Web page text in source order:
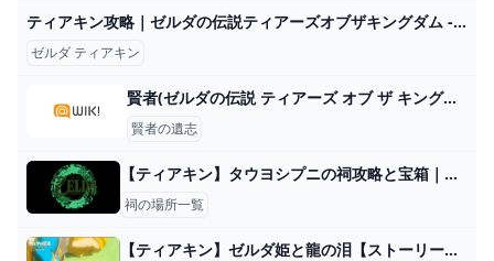
ティアキン攻略｜ゼルダの伝説ティアーズオブザキングダム - ゲームウィズ nel 2024 The legend of zelda Zelda Hatsune miku
ゼルダ ティアキン
賢者(ゼルダの伝説 ティアーズ オブ ザ キングダム) - アニヲタWiki(仮)【5/28更新】 - atwiki（アットウィキ）
賢者の遺志
【ティアキン】タウヨシプニの祠攻略と宝箱｜進むか戻るか【ゼルダの伝説ティアーズオブザキングダム】
祠の場所一覧
【ティアキン】ゼルダ姫と龍の泪【ストーリーネタバレ考察】